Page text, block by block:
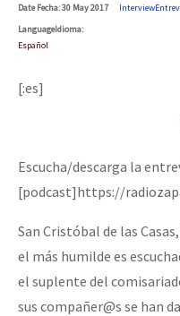
DateFecha: 30 May 2017
Interview
LanguageIdioma:
Español
[:es]
Escucha/descarga la
[podcast]https://
San Cristóbal de las
el más humilde es
el suplente del
sus compañer@s se han